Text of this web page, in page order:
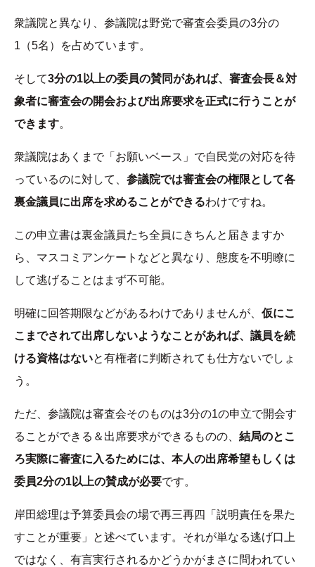
衆議院と異なり、参議院は野党で審査会委員の3分の
1（5名）を占めています。
そして3分の1以上の委員の賛同があれば、審査会長＆対
象者に審査会の開会および出席要求を正式に行うことが
できます。
衆議院はあくまで「お願いベース」で自民党の対応を待
っているのに対して、 参議院では審査会の権限として各
裏金議員に出席を求めることができるわけですね。
この申立書は裏金議員たち全員にきちんと届きますか
ら、マスコミアンケートなどと異なり、態度を不明瞭に
して逃げることはまず不可能。
明確に回答期限などがあるわけでありませんが、 仮にこ
こまでされて出席しないようなことがあれば、議員を続
ける資格はないと有権者に判断されても仕方ないでしょ
う。
ただ、参議院は審査会そのものは3分の1の申立で開会す
ることができる＆出席要求ができるものの、 結局のとこ
ろ実際に審査に入るためには、本人の出席希望もしくは
委員2分の1以上の賛成が必要です。
岸田総理は予算委員会の場で再三再四「説明責任を果た
すことが重要」と述べています。それが単なる逃げ口上
ではなく、有言実行されるかどうかがまさに問われてい